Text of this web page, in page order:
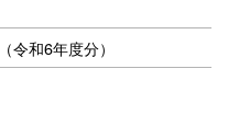
（令和6年度分）